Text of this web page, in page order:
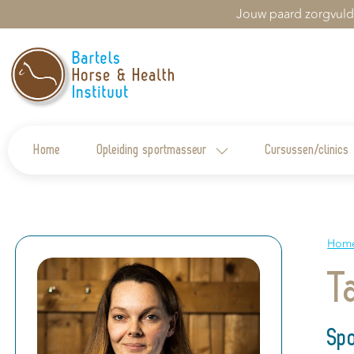
Jouw paard
Home Opleiding sportmasseur Cursussen/clinics